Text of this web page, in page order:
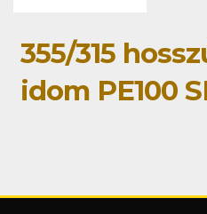
355/315
idom PE100